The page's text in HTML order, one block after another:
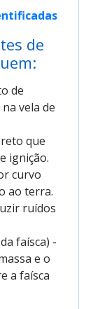
de
de
vela de
que
ignição.
curvo
ao terra.
ruídos
faísca) -
e o
a faísca